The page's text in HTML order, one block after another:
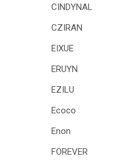
КОНТАКТЫCINDYNAL
CZIRAN
EIXUE
ERUYN
EZILU
Ecoco
Enon
FOREVER